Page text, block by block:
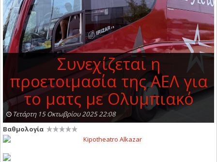
Συνεχίζεται η
προετοιμασία της ΑΕΛ για
το ματς με Ολυμπιακό
Τετάρτη 15 Οκτωβρίου 2025 22:08
Βαθμολογία